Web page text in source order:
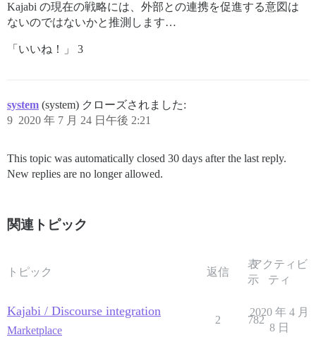
Kajabi の現在の戦略には、外部との連携を促進する意図は
ないのではないかと推測します…
「いいね！」 3
system (system) クローズされました:
2020 年 7 月 24 日午後 2:21
9
This topic was automatically closed 30 days after the last reply.
New replies are no longer allowed.
関連トピック
トピック 返信
表
示
アクティビ
ティ
Kajabi / Discourse integration
Marketplace
2 782
2020 年 4 月
8 日